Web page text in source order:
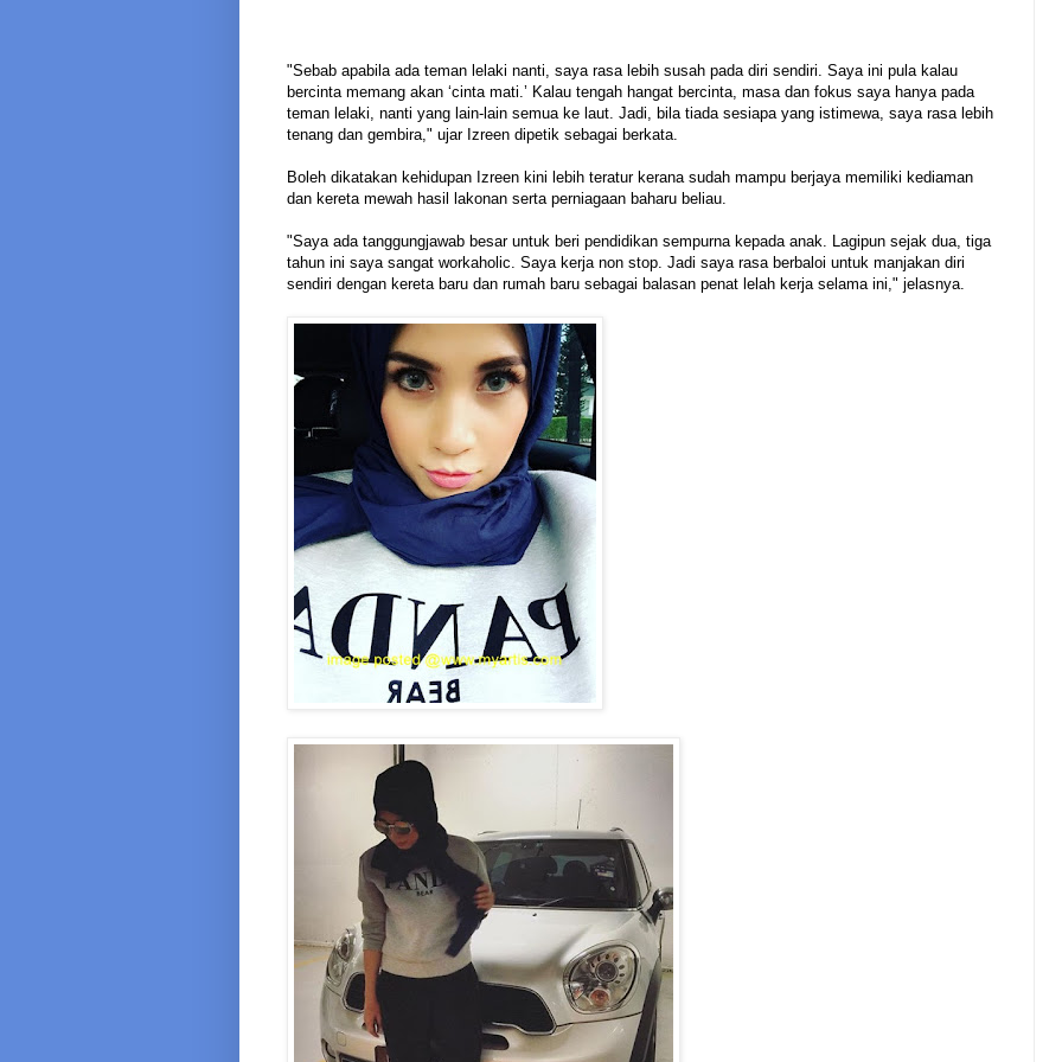
"Sebab apabila ada teman lelaki nanti, saya rasa lebih susah pada diri sendiri. Saya ini pula kalau
bercinta memang akan ‘cinta mati.’ Kalau tengah hangat bercinta, masa dan fokus saya hanya pada
teman lelaki, nanti yang lain-lain semua ke laut. Jadi, bila tiada sesiapa yang istimewa, saya rasa lebih
tenang dan gembira," ujar Izreen dipetik sebagai berkata.
Boleh dikatakan kehidupan Izreen kini lebih teratur kerana sudah mampu berjaya memiliki kediaman
dan kereta mewah hasil lakonan serta perniagaan baharu beliau.
"Saya ada tanggungjawab besar untuk beri pendidikan sempurna kepada anak. Lagipun sejak dua, tiga
tahun ini saya sangat workaholic. Saya kerja non stop. Jadi saya rasa berbaloi untuk manjakan diri
sendiri dengan kereta baru dan rumah baru sebagai balasan penat lelah kerja selama ini," jelasnya.